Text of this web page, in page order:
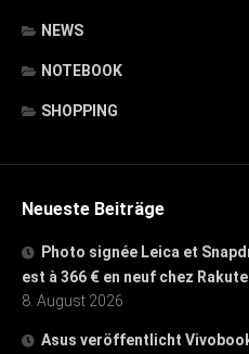
NEWS
NOTEBOOK
SHOPPING
Neueste Beiträge
Photo signée Leica et
est à 366 € en neuf chez
8. August 2026
Asus veröffentlicht Vivobook